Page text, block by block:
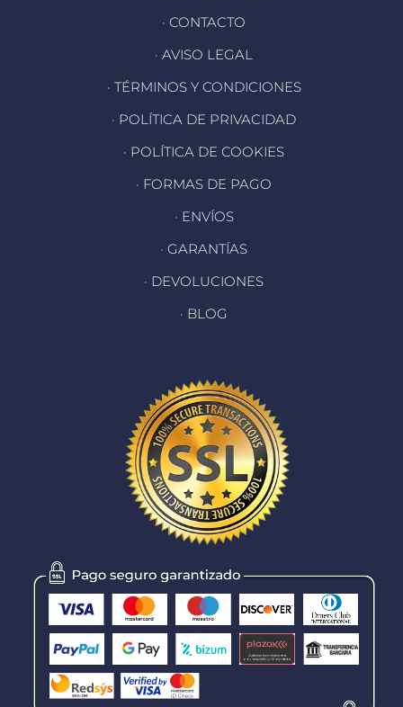
· CONTACTO
· AVISO LEGAL
· TÉRMINOS Y CONDICIONES
· POLÍTICA DE PRIVACIDAD
· POLÍTICA DE COOKIES
· FORMAS DE PAGO
· ENVÍOS
· GARANTÍAS
· DEVOLUCIONES
· BLOG